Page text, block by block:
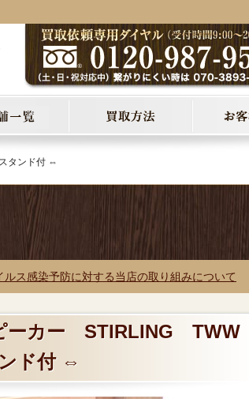
タンド付 ⇔
ルス感染予防に対する当店の取り組みについて
ーカー STIRLING TWW
ド付 ⇔